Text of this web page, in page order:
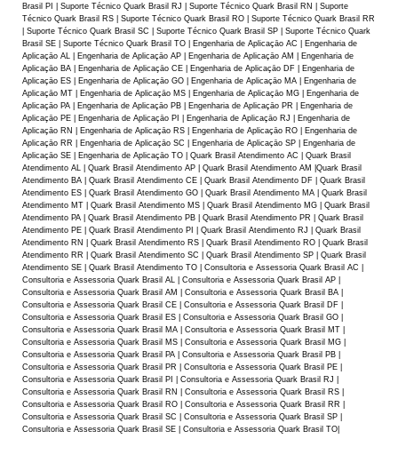
Brasil PI | Suporte Técnico Quark Brasil RJ | Suporte Técnico Quark Brasil RN | Suporte
Técnico Quark Brasil RS | Suporte Técnico Quark Brasil RO | Suporte Técnico Quark Brasil RR
| Suporte Técnico Quark Brasil SC | Suporte Técnico Quark Brasil SP | Suporte Técnico Quark
Brasil SE | Suporte Técnico Quark Brasil TO | Engenharia de Aplicaçāo AC | Engenharia de
Aplicaçāo AL | Engenharia de Aplicaçāo AP | Engenharia de Aplicaçāo AM | Engenharia de
Aplicaçāo BA | Engenharia de Aplicaçāo CE | Engenharia de Aplicaçāo DF | Engenharia de
Aplicaçāo ES | Engenharia de Aplicaçāo GO | Engenharia de Aplicaçāo MA | Engenharia de
Aplicaçāo MT | Engenharia de Aplicaçāo MS | Engenharia de Aplicaçāo MG | Engenharia de
Aplicaçāo PA | Engenharia de Aplicaçāo PB | Engenharia de Aplicaçāo PR | Engenharia de
Aplicaçāo PE | Engenharia de Aplicaçāo PI | Engenharia de Aplicaçāo RJ | Engenharia de
Aplicaçāo RN | Engenharia de Aplicaçāo RS | Engenharia de Aplicaçāo RO | Engenharia de
Aplicaçāo RR | Engenharia de Aplicaçāo SC | Engenharia de Aplicaçāo SP | Engenharia de
Aplicaçāo SE | Engenharia de Aplicaçāo TO | Quark Brasil Atendimento AC | Quark Brasil
Atendimento AL | Quark Brasil Atendimento AP | Quark Brasil Atendimento AM |Quark Brasil
Atendimento BA | Quark Brasil Atendimento CE | Quark Brasil Atendimento DF | Quark Brasil
Atendimento ES | Quark Brasil Atendimento GO | Quark Brasil Atendimento MA | Quark Brasil
Atendimento MT | Quark Brasil Atendimento MS | Quark Brasil Atendimento MG | Quark Brasil
Atendimento PA | Quark Brasil Atendimento PB | Quark Brasil Atendimento PR | Quark Brasil
Atendimento PE | Quark Brasil Atendimento PI | Quark Brasil Atendimento RJ | Quark Brasil
Atendimento RN | Quark Brasil Atendimento RS | Quark Brasil Atendimento RO | Quark Brasil
Atendimento RR | Quark Brasil Atendimento SC | Quark Brasil Atendimento SP | Quark Brasil
Atendimento SE | Quark Brasil Atendimento TO | Consultoria e Assessoria Quark Brasil AC |
Consultoria e Assessoria Quark Brasil AL | Consultoria e Assessoria Quark Brasil AP |
Consultoria e Assessoria Quark Brasil AM | Consultoria e Assessoria Quark Brasil BA |
Consultoria e Assessoria Quark Brasil CE | Consultoria e Assessoria Quark Brasil DF |
Consultoria e Assessoria Quark Brasil ES | Consultoria e Assessoria Quark Brasil GO |
Consultoria e Assessoria Quark Brasil MA | Consultoria e Assessoria Quark Brasil MT |
Consultoria e Assessoria Quark Brasil MS | Consultoria e Assessoria Quark Brasil MG |
Consultoria e Assessoria Quark Brasil PA | Consultoria e Assessoria Quark Brasil PB |
Consultoria e Assessoria Quark Brasil PR | Consultoria e Assessoria Quark Brasil PE |
Consultoria e Assessoria Quark Brasil PI | Consultoria e Assessoria Quark Brasil RJ |
Consultoria e Assessoria Quark Brasil RN | Consultoria e Assessoria Quark Brasil RS |
Consultoria e Assessoria Quark Brasil RO | Consultoria e Assessoria Quark Brasil RR |
Consultoria e Assessoria Quark Brasil SC | Consultoria e Assessoria Quark Brasil SP |
Consultoria e Assessoria Quark Brasil SE | Consultoria e Assessoria Quark Brasil TO|